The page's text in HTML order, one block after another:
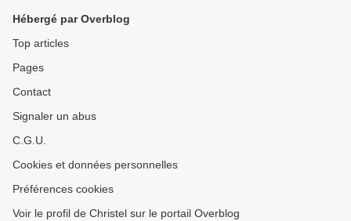
Hébergé par Overblog
Top articles
Pages
Contact
Signaler un abus
C.G.U.
Cookies et données personnelles
Préférences cookies
Voir le profil de Christel sur le portail Overblog